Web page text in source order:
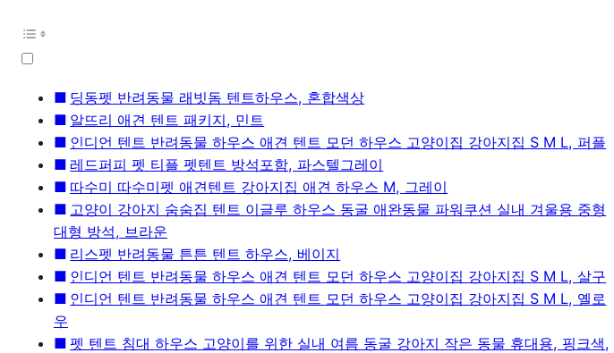
딩동펫 반려동물 래빗돔 텐트하우스, 혼합색상
알뜨리 애견 텐트 패키지, 민트
인디언 텐트 반려동물 하우스 애견 텐트 모던 하우스 고양이집 강아지집 S M L, 퍼플
레드퍼피 펫 티플 펫텐트 방석포함, 파스텔그레이
따수미 따수미펫 애견텐트 강아지집 애견 하우스 M, 그레이
고양이 강아지 숨숨집 텐트 이글루 하우스 동굴 애완동물 파워쿠션 실내 겨울용 중형
대형 방석, 브라운
리스펫 반려동물 튼튼 텐트 하우스, 베이지
인디언 텐트 반려동물 하우스 애견 텐트 모던 하우스 고양이집 강아지집 S M L, 살구
인디언 텐트 반려동물 하우스 애견 텐트 모던 하우스 고양이집 강아지집 S M L, 옐로
우
펫 텐트 침대 하우스 고양이를 위한 실내 여름 동굴 강아지 작은 동물 휴대용, 핑크색,